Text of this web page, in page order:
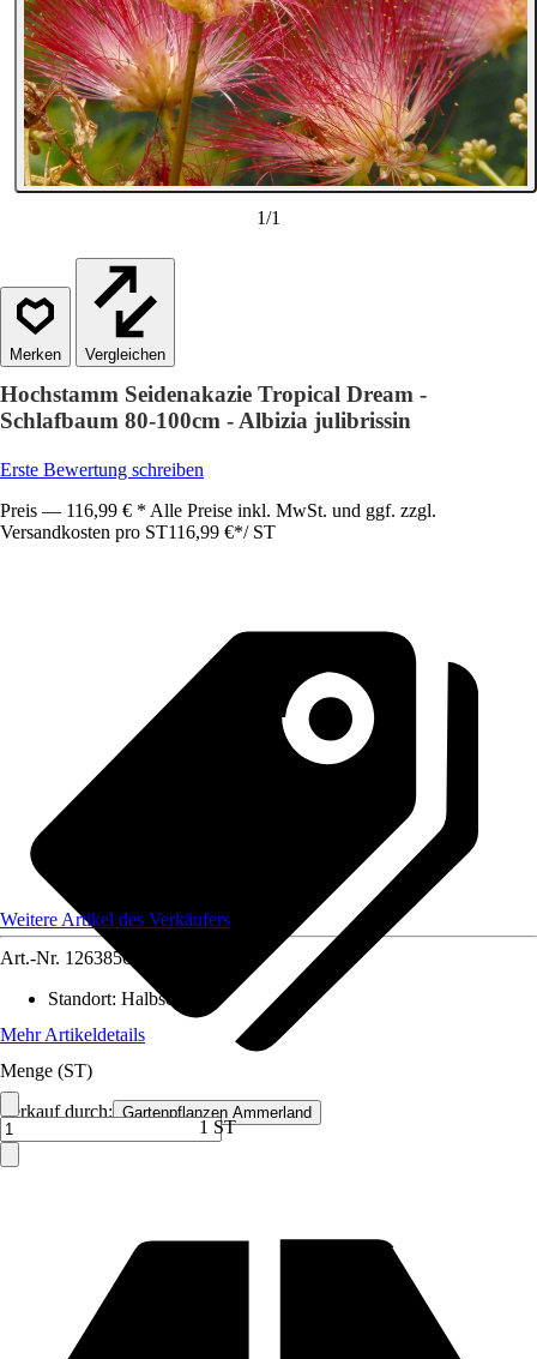
1/1
Vergleichen
Hochstamm Seidenakazie Tropical Dream -
Schlafbaum 80-100cm - Albizia julibrissin
Erste Bewertung schreiben
Preis — 116,99 € * Alle Preise inkl. MwSt. und ggf. zzgl.
Versandkosten pro ST116,99 €*/ ST
Verkauf durch: Gartenpflanzen Ammerland
Weitere Artikel des Verkäufers
Art.-Nr. 12638560
Standort: Halbschatten
Mehr Artikeldetails
Menge (ST)
1 ST